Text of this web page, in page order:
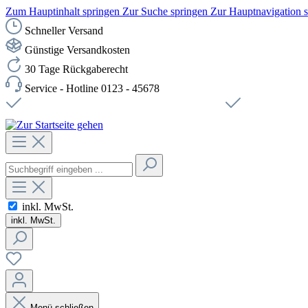
Zum Hauptinhalt springen Zur Suche springen Zur Hauptnavigation
Schneller Versand
Günstige Versandkosten
30 Tage Rückgaberecht
Service - Hotline 0123 - 45678
inkl. MwSt.
inkl. MwSt.